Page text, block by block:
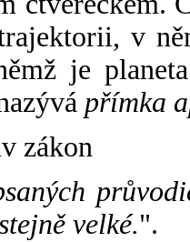
v
je
přímka
zákon
velké.".